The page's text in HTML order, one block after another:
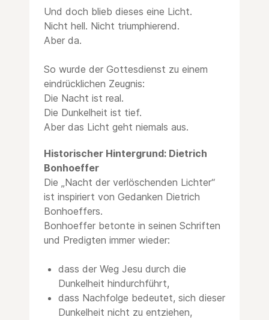
Und doch blieb dieses eine Licht.
Nicht hell. Nicht triumphierend.
Aber da.
So wurde der Gottesdienst zu einem
eindrücklichen Zeugnis:
Die Nacht ist real.
Die Dunkelheit ist tief.
Aber das Licht geht niemals aus.
Historischer Hintergrund: Dietrich
Bonhoeffer
Die „Nacht der verlöschenden Lichter“
ist inspiriert von Gedanken Dietrich
Bonhoeffers.
Bonhoeffer betonte in seinen Schriften
und Predigten immer wieder:
dass der Weg Jesu durch die
Dunkelheit hindurchführt,
dass Nachfolge bedeutet, sich dieser
Dunkelheit nicht zu entziehen,